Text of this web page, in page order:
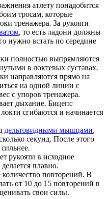
атлету понадобится
тросам, которые
тренажера. За рукояти
, то есть ладони должны
нужно встать по середине
полностью выпрямляются
в локтевых суставах.
направляются прямо на
на одной линии с
с упоров тренажера.
дыхание. Бицепс
сгибаются и начинается
дельтовидными мышцами,
секунд. После этого
рукояти в исходное
плавно.
повторений. В
от 10 до 15 повторений в
свои силы.